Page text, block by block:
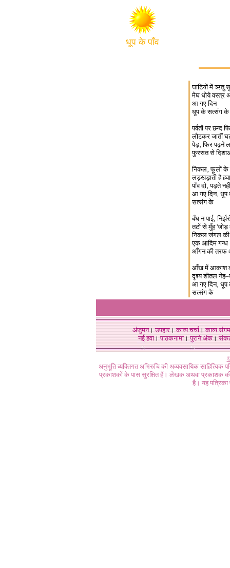
धूप के पाँव
घाटियों में ऋतु
मेघ धोये वस्त्र
आ गए दिन
धूप के सत्संग के
पर्वतों पर छन्द
लौटकर जातीं
पेड़‚ फिर पढ़ने
फुरसत से
निकल‚ फूलों के
लड़खड़ाती है हवा
पाँव दो‚ पड़ते
आ गए दिन‚
सत्संग के
बँध न पाई‚
तटों से मुँह 'जोड़
निकल जंगल
एक आदिम
आँगन की तरफ
आँख में आकाश
दृश्य शीतल
आ गए दिन‚
सत्संग के
अंजुमन।उपहार।काव्य चर्चा।काव्य संगम
नई हवा। पाठकनामा। पुराने अंक।
अनुभूति व्यक्तिगत अभिरुचि की अव्यवसायिक
प्रकाशकों के पास सुरक्षित हैं। लेखक अथवा प्रकाशक की
है। यह पत्रिका